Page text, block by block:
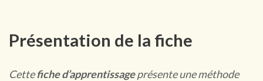
Présentation de la fiche
Cettefiche d’apprentissageprésente une méthode